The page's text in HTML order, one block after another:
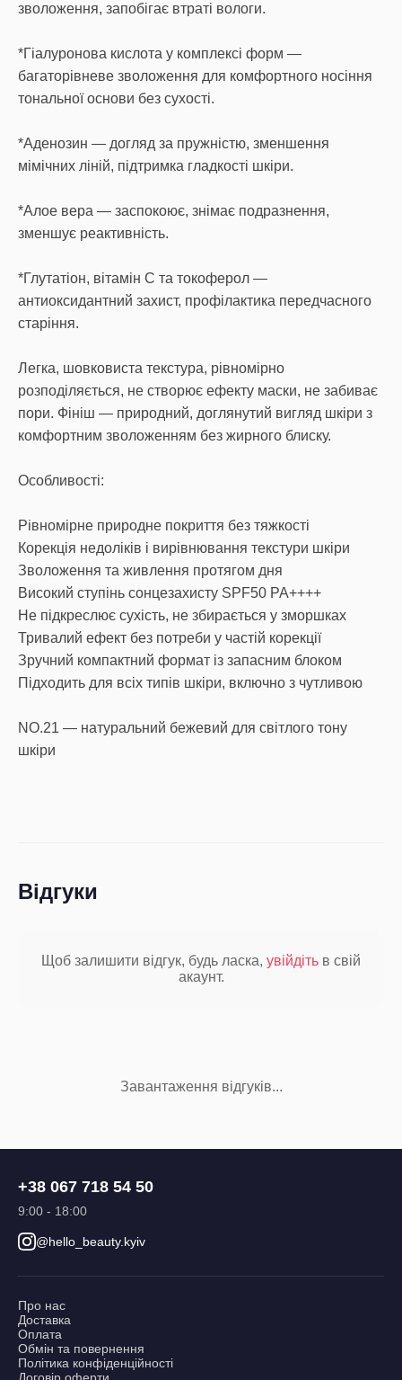
зволоження, запобігає втраті вологи.
*Гіалуронова кислота у комплексі форм —
багаторівневе зволоження для комфортного носіння
тональної основи без сухості.
*Аденозин — догляд за пружністю, зменшення
мімічних ліній, підтримка гладкості шкіри.
*Алое вера — заспокоює, знімає подразнення,
зменшує реактивність.
*Глутатіон, вітамін С та токоферол —
антиоксидантний захист, профілактика передчасного
старіння.
Легка, шовковиста текстура, рівномірно
розподіляється, не створює ефекту маски, не забиває
пори. Фініш — природний, доглянутий вигляд шкіри з
комфортним зволоженням без жирного блиску.
Особливості:
Рівномірне природне покриття без тяжкості
Корекція недоліків і вирівнювання текстури шкіри
Зволоження та живлення протягом дня
Високий ступінь сонцезахисту SPF50 PA++++
Не підкреслює сухість, не збирається у зморшках
Тривалий ефект без потреби у частій корекції
Зручний компактний формат із запасним блоком
Підходить для всіх типів шкіри, включно з чутливою
NO.21 — натуральний бежевий для світлого тону
шкіри
Відгуки
Щоб залишити відгук, будь ласка, увійдіть в свій
акаунт.
Завантаження відгуків...
+38 067 718 54 50
9:00 - 18:00
@hello_beauty.kyiv
Про нас
Доставка
Оплата
Обмін та повернення
Політика конфіденційності